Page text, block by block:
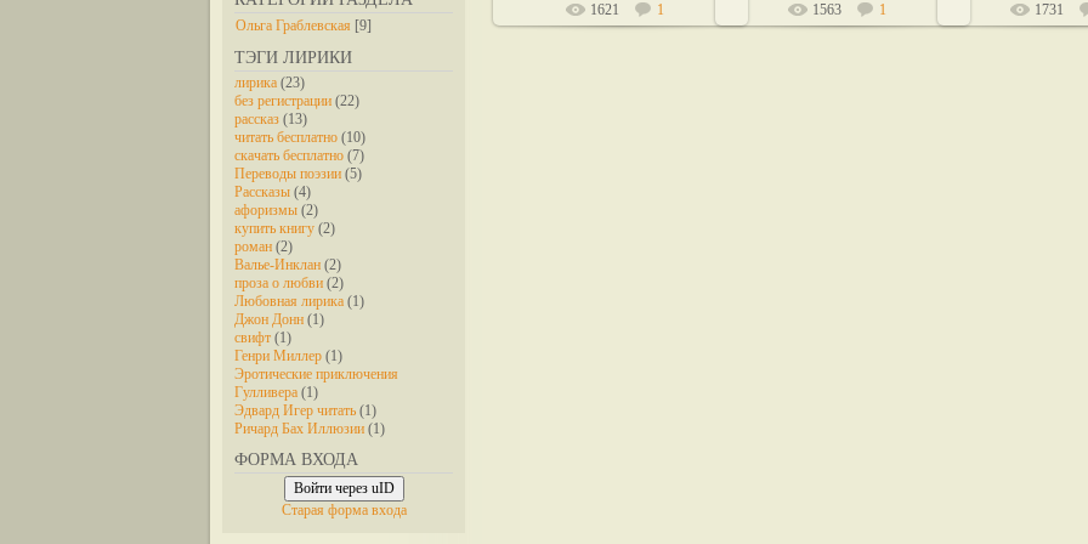
Ольга Граблевская [9]
ТЭГИ ЛИРИКИ
лирика (23)
без регистрации (22)
рассказ (13)
читать бесплатно (10)
скачать бесплатно (7)
Переводы поэзии (5)
Рассказы (4)
афоризмы (2)
купить книгу (2)
роман (2)
Валье-Инклан (2)
проза о любви (2)
Любовная лирика (1)
Джон Донн (1)
свифт (1)
Генри Миллер (1)
Эротические приключения
Гулливера (1)
Эдвард Игер читать (1)
Ричард Бах Иллюзии (1)
ФОРМА ВХОДА
Войти через uID
Старая форма входа
1621 1 1563 1 1731